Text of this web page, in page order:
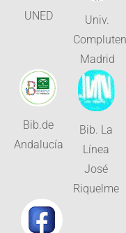
UNED
Univ.
Madrid
Bib.de
Andalucía
Bib. La
Línea
José
Riquelme